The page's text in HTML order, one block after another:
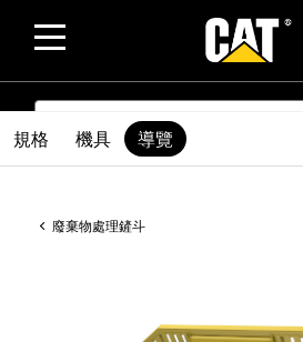
SEARCH
廢棄物處理鏟斗
規格 機具 導覽